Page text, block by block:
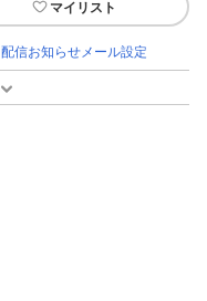
マイリスト
配信お知らせメール設定